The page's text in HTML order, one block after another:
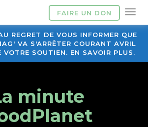
FAIRE UN DON
REGRET DE VOUS INFORMER QUE
VA S'ARRÊTER COURANT AVRIL
SOUTIEN. EN SAVOIR PLUS.
minute